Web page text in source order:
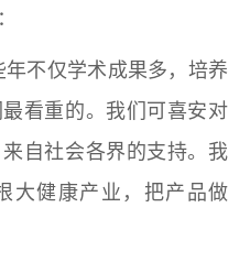
年不仅学术成果多，培养
看重的。我们可喜安对
自社会各界的支持。我
大健康产业，把产品做